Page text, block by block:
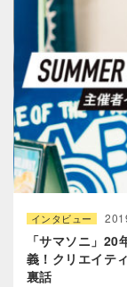
インタビュー
「サマソニ」
義！クリエイテ
裏話